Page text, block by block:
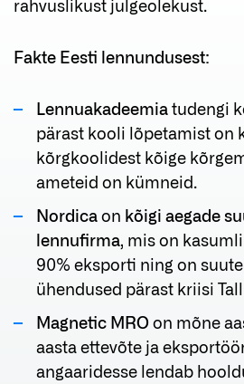
rahvuslikust julgeolekust.
Fakte Eesti lennundusest:
Lennuakadeemia tudengi
pärast kooli lõpetamist on
kõrgkoolidest kõige
ameteid on kümneid.
Nordica on kõigi aegade
lennufirma, mis on
90% eksporti ning on
ühendused pärast kriisi
Magnetic MRO on mõne
aasta ettevõte ja
angaaridesse lendab